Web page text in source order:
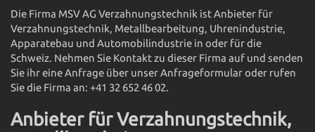
Die Firma MSV AG Verzahnungstechnik ist Anbieter für
Verzahnungstechnik, Metallbearbeitung, Uhrenindustrie,
Apparatebau und Automobilindustrie in oder für die
Schweiz. Nehmen Sie Kontakt zu dieser Firma auf und senden
Sie ihr eine Anfrage über unserAnfrageformularoder rufen
Sie die Firma an: +41 32 652 46 02.
Anbieter für Verzahnungstechnik,